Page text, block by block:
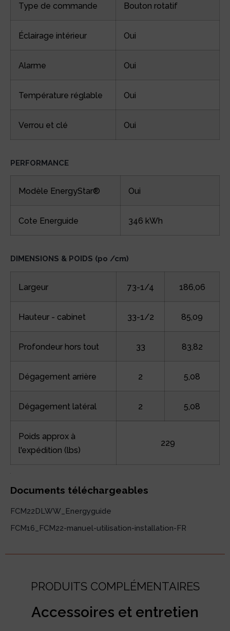
Type de commande Bouton rotatif
Éclairage intérieur Oui
Alarme Oui
Température réglable Oui
Verrou et clé Oui
PERFORMANCE
Modèle EnergyStar® Oui
Cote Energuide 346 kWh
DIMENSIONS & POIDS (po /cm)
Largeur 73-1/4 186,06
Hauteur - cabinet 33-1/2 85,09
Profondeur hors tout 33 83,82
Dégagement arrière 2 5,08
Dégagement latéral 2 5,08
Poids approx à
l'expédition (lbs)
229
Documents téléchargeables
FCM22DLWW_Energyguide
FCM16_FCM22-manuel-utilisation-installation-FR
PRODUITS COMPLÉMENTAIRES
Accessoires et entretien